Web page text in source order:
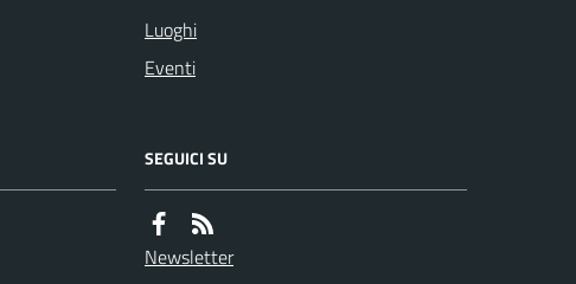
Luoghi
Eventi
SEGUICI SU
Newsletter